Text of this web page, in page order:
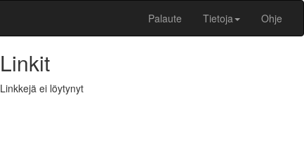
Palaute Tietoja Ohje
Linkit
Linkkejä ei löytynyt